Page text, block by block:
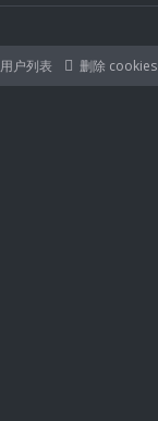
删除 cookies
用户列表